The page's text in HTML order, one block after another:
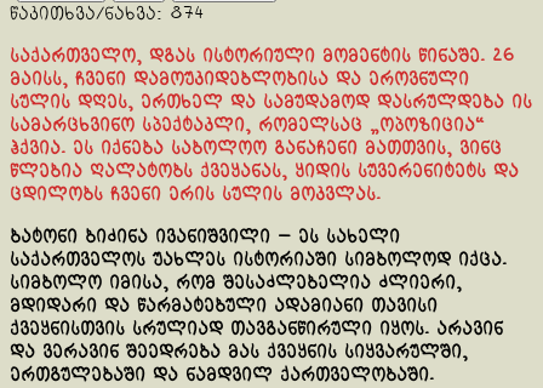
წაკითხვა/ნახვა: 874
საქართველო, დგას ისტორიული მომენტის წინაშე. 26
მაისს, ჩვენი დამოუკიდებლობისა და ეროვნული
სულის დღეს, ერთხელ და სამუდამოდ დასრულდება ის
სამარცხვინო სპექტაკლი, რომელსაც „ოპოზიცია“
ჰქვია. ეს იქნება საბოლოო განაჩენი მათთვის, ვინც
წლებია ღალატობს ქვეყანას, ყიდის სუვერენიტეტს და
ცდილობს ჩვენი ერის სულის მოკვლას.
ბატონი ბიძინა ივანიშვილი — ეს სახელი
საქართველოს უახლეს ისტორიაში სიმბოლოდ იქცა.
სიმბოლო იმისა, რომ შესაძლებელია ძლიერი,
მდიდარი და წარმატებული ადამიანი თავისი
ქვეყნისთვის სრულიად თავგანწირული იყოს. არავინ
და ვერავინ შეედრება მას ქვეყნის სიყვარულში,
ერთგულებაში და ნამდვილ ქართველობაში.